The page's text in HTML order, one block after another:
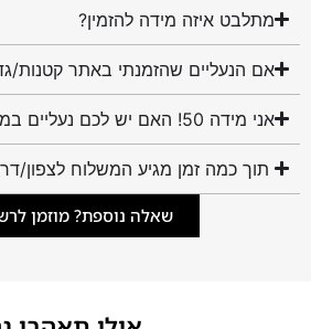
מתלבט איזה מידה להזמין?
אם הנעליים שהזמנתי באתר קטנות/
אני מידה 50! האם יש לכם נעליים במידה שלי?
תוך כמה זמן מגיע המשלוח לצפון/
שאלה נוספת? מוזמן